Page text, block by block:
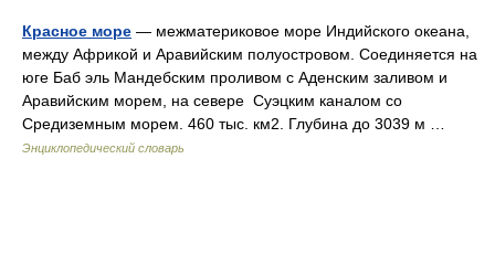
Красное море — межматериковое море Индийского океана,
между Африкой и Аравийским полуостровом. Соединяется на
юге Баб эль Мандебским проливом с Аденским заливом и
Аравийским морем, на севере Суэцким каналом со
Средиземным морем. 460 тыс. км2. Глубина до 3039 м …
Энциклопедический словарь